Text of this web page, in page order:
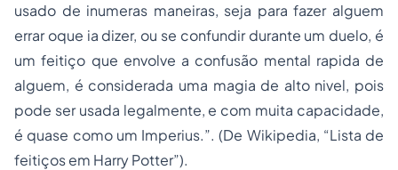
usado de inumeras maneiras, seja para fazer alguem
errar oque ia dizer, ou se confundir durante um duelo, é
um feitiço que envolve a confusão mental rapida de
alguem, é considerada uma magia de alto nivel, pois
pode ser usada legalmente, e com muita capacidade,
é quase como um Imperius.”. (De Wikipedia, “Lista de
feitiços em Harry Potter”).